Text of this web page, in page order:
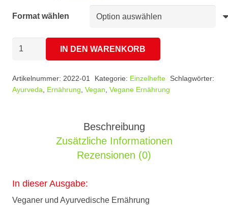
Format wählen
Lebens|t|räume
Januar
IN DEN WARENKORB
Artikelnummer: 2022-01 Kategorie: Einzelhefte
Schlagwörter:
Ayurveda
Ernährung Vegan Vegane Ernährung
Beschreibung
Zusätzliche Informationen
Rezensionen (0)
In dieser Ausgabe:
Veganer und Ayurvedische Ernährung